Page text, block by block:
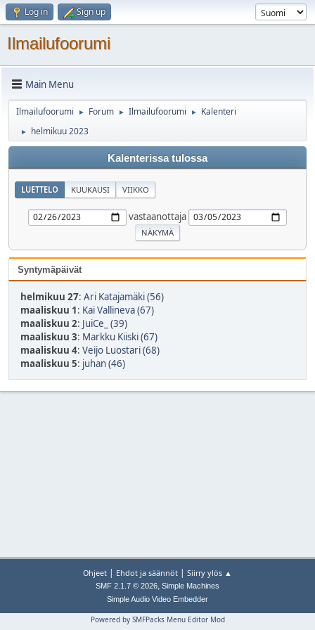
Log in Sign up
Ilmailufoorumi
Main Menu
Ilmailufoorumi ► Forum ► Ilmailufoorumi ► Kalenteri
► helmikuu 2023
Kalenterissa tulossa
LUETTELO KUUKAUSI VIIKKO
vastaanottaja
Syntymäpäivät
helmikuu 27: Ari Katajamäki (56)
maaliskuu 1: Kai Vallineva (67)
maaliskuu 2: JuiCe_ (39)
maaliskuu 3: Markku Kiiski (67)
maaliskuu 4: Veijo Luostari (68)
maaliskuu 5: juhan (46)
Ohjeet | Ehdot ja säännöt | Siirry ylös ▲
SMF 2.1.7 © 2026, Simple Machines
Simple Audio Video Embedder
Powered by SMFPacks Menu Editor Mod